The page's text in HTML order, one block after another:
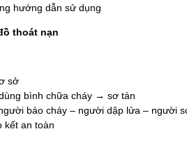
hướng dẫn sử dụng
thoát nạn
sở
bình chữa cháy → sơ tán
báo cháy – người dập lửa – người
kết an toàn